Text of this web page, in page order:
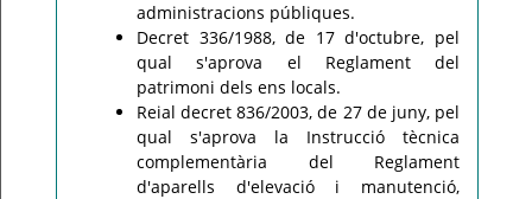
administracions públiques.
Decret 336/1988, de 17 d'octubre, pel
qual s'aprova el Reglament del
patrimoni dels ens locals.
Reial decret 836/2003, de 27 de juny, pel
qual s'aprova la Instrucció tècnica
complementària del Reglament
d'aparells d'elevació i manutenció,